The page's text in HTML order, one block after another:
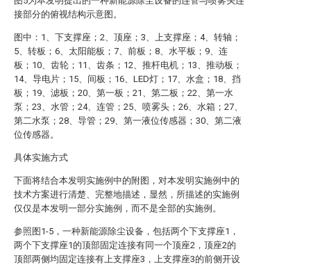
接部分的俯视结构示意图。
图中：1、下支撑座；2、顶座；3、上支撑座；4、转轴；
5、转板；6、太阳能板；7、前板；8、水平板；9、连
板；10、齿轮；11、齿条；12、推杆电机；13、推动板；
14、导电片；15、间板；16、LED灯；17、水盒；18、挡
板；19、滤板；20、第一板；21、第二板；22、第一水
泵；23、水管；24、连管；25、喷雾头；26、水箱；27、
第二水泵；28、导管；29、第一液位传感器；30、第二液
位传感器。
具体实施方式
下面将结合本发明实施例中的附图，对本发明实施例中的
技术方案进行清楚、完整地描述，显然，所描述的实施例
仅仅是本发明一部分实施例，而不是全部的实施例。
参照图1-5，一种新能源除尘设备，包括两个下支撑座1，
两个下支撑座1的顶部固定连接有同一个顶座2，顶座2的
顶部两侧均固定连接有上支撑座3，上支撑座3的前侧开设